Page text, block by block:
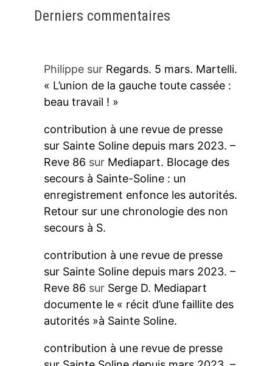
Derniers commentaires
Philippesur Regards. 5 mars. Martelli.
« L’union de la gauche toute cassée :
beau travail ! »
contribution à une revue de presse
sur Sainte Soline depuis mars 2023. –
Reve 86 sur Mediapart. Blocage des
secours à Sainte-Soline : un
enregistrement enfonce les autorités.
Retour sur une chronologie des non
secours à S.
contribution à une revue de presse
sur Sainte Soline depuis mars 2023. –
Reve 86 sur Serge D. Mediapart
documente le « récit d’une faillite des
autorités »à Sainte Soline.
contribution à une revue de presse